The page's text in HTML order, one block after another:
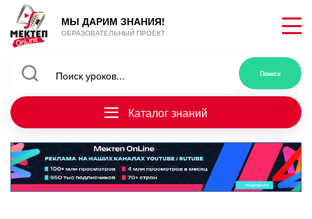
МЫ ДАРИМ ЗНАНИЯ!
ОБРАЗОВАТЕЛЬНЫЙ ПРОЕКТ
Каталог знаний